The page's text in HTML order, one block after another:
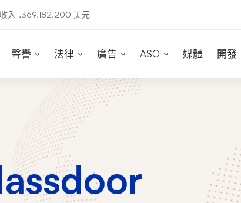
入1,369,182,200 美元
聲譽 法律 廣告 ASO 媒體 開發